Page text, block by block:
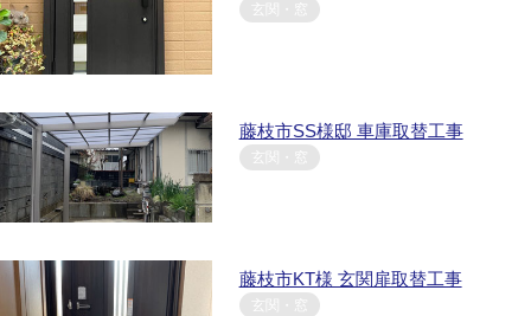
玄関・窓
藤枝市SS様邸 車庫取替工事
玄関・窓
藤枝市KT様 玄関扉取替工事
玄関・窓